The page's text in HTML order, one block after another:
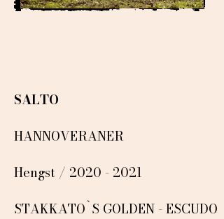
SALTO
HANNOVERANER
Hengst / 2020 - 2021
STAKKATO`S GOLDEN - ESCUDO